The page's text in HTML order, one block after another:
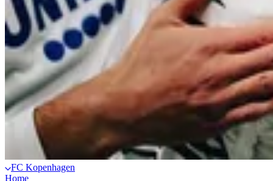
FC Kopenhagen
Home